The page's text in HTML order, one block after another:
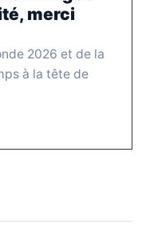
merci
2026 et de la
à la tête de